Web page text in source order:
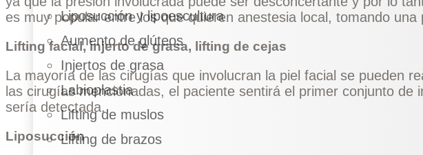
Liposucción y lipoescultura
Aumento de glúteos
Injertos de grasa
Labioplastia
Lifting de muslos
Lifting de brazos
es muy popular entre los que quieren anestesia local, tomando
Lifting facial, injerto de grasa, lifting de cejas
La mayoría de las cirugías que involucran la piel facial se pueden
las cirugías mencionadas, el paciente sentirá el primer conjunto
sería detectada.
Liposucción